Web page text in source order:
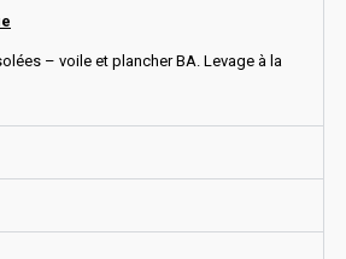
– voile et plancher BA. Levage à la